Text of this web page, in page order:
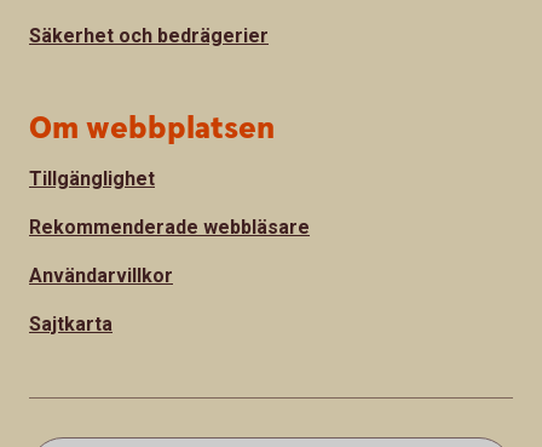
Säkerhet och bedrägerier
Om webbplatsen
Tillgänglighet
Rekommenderade webbläsare
Användarvillkor
Sajtkarta